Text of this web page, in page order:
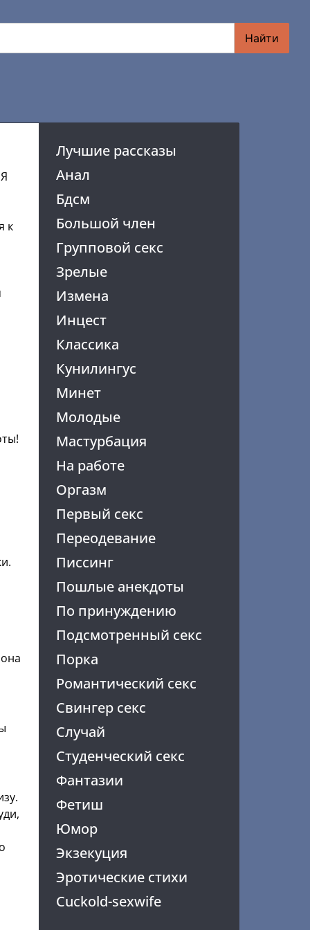
Найти
Лучшие рассказы
Анал
Бдсм
Большой член
Групповой секс
Зрелые
Измена
Инцест
Классика
Кунилингус
Минет
Молодые
Мастурбация
На работе
Оргазм
Первый секс
Переодевание
Писсинг
Пошлые анекдоты
По принуждению
Подсмотренный секс
Порка
Романтический секс
Свингер секс
Случай
Студенческий секс
Фантазии
Фетиш
Юмор
Экзекуция
Эротические стихи
Cuckold-sexwife
к